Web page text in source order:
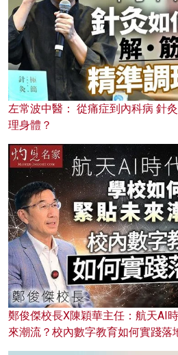
左常波中醫： 從痛症到內科病 針
理身體？
鄭俊傑校長X陳穎華主任：航天AI
來潮流？校內數字教育如何實踐落